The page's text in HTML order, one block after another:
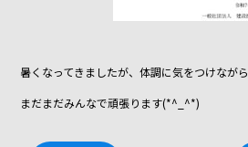
暑くなってきましたが、体調に気をつけながら
まだまだみんなで頑張ります(*^_^*)